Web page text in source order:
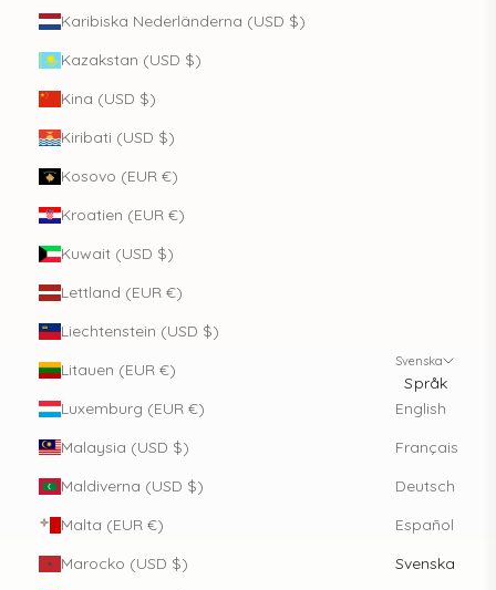
Karibiska Nederländerna (USD $)
Kazakstan (USD $)
Kina (USD $)
Kiribati (USD $)
Kosovo (EUR €)
Kroatien (EUR €)
Kuwait (USD $)
Lettland (EUR €)
Liechtenstein (USD $)
Litauen (EUR €)
Luxemburg (EUR €)
Malaysia (USD $)
Maldiverna (USD $)
Malta (EUR €)
Marocko (USD $)
Svenska
Språk
English
Français
Deutsch
Español
Svenska